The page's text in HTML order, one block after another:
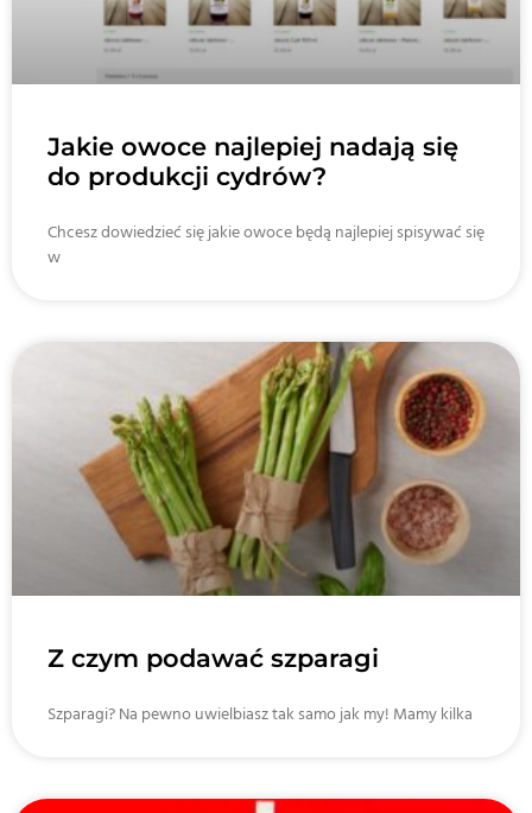
Jakie owoce najlepiej nadają się
do produkcji cydrów?
Chcesz dowiedzieć się jakie owoce będą najlepiej spisywać się
w
Z czym podawać szparagi
Szparagi? Na pewno uwielbiasz tak samo jak my! Mamy kilka